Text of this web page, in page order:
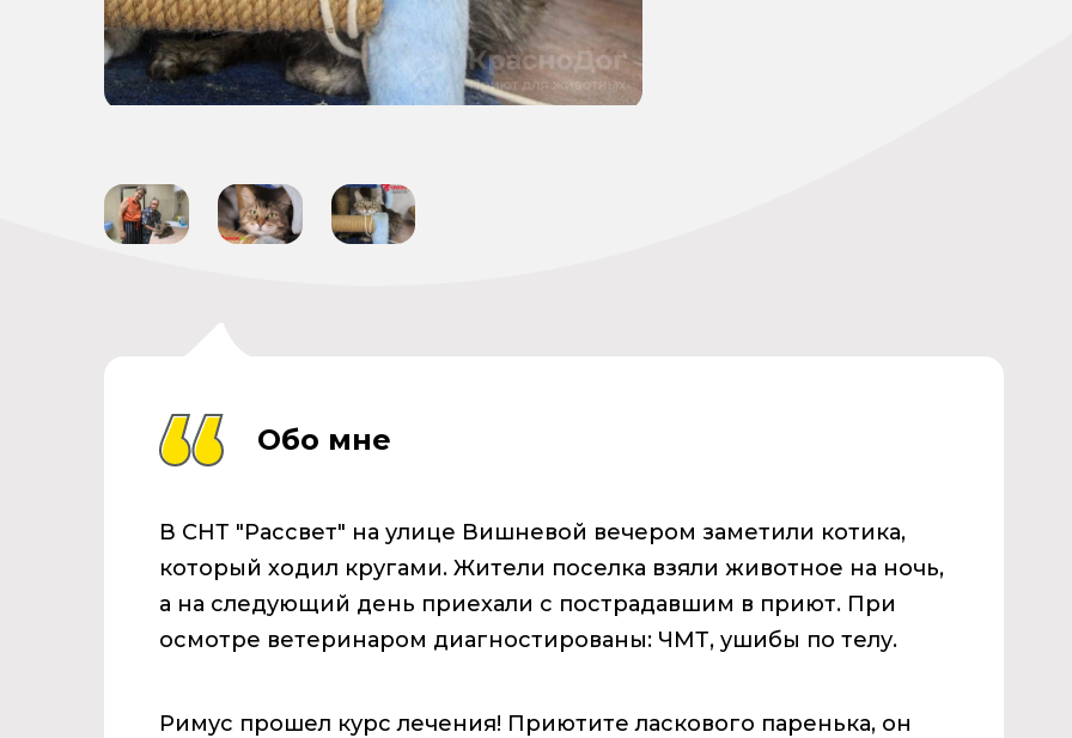
Обо мне
В СНТ "Рассвет" на улице Вишневой вечером заметили котика,
который ходил кругами. Жители поселка взяли животное на ночь,
а на следующий день приехали с пострадавшим в приют. При
осмотре ветеринаром диагностированы: ЧМТ, ушибы по телу.
Римус прошел курс лечения! Приютите ласкового паренька, он